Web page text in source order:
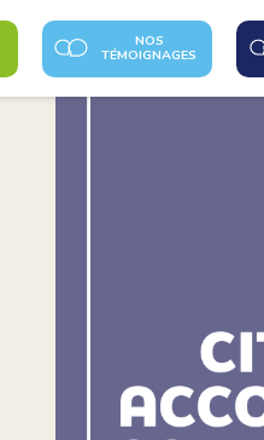
NOS
TÉMOIGNAGES